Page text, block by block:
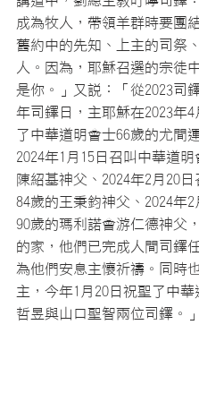
成為牧人，帶領羊群時要團
舊約中的先知、上主的司祭
人。因為，耶穌召選的宗徒
是你。」又說：「從2023司
年司鐸日，主耶穌在2023年4
了中華道明會士66歲的尤間
2024年1月15日召叫中華道明
陳紹基神父、2024年2月20
84歲的王秉鈞神父、2024年2
90歲的瑪利諾會游仁德神父
的家，他們已完成人間司鐸
為他們安息主懷祈禱。同時
主，今年1月20日祝聖了中
哲昱與山口聖智兩位司鐸。